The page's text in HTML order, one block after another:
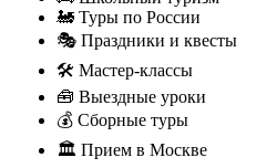
🚂 Туры по России
🎭 Праздники и квесты
🛠 Мастер-классы
🧰 Выездные уроки
💰 Сборные туры
🏛 Прием в Москве